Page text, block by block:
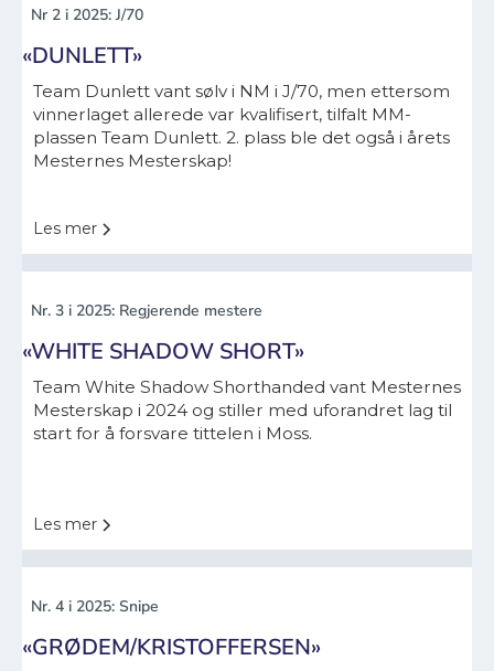
Nr 2 i 2025: J/70
«DUNLETT»
Team Dunlett vant sølv i NM i J/70, men ettersom
vinnerlaget allerede var kvalifisert, tilfalt MM-
plassen Team Dunlett. 2. plass ble det også i årets
Mesternes Mesterskap!
Les mer
Nr. 3 i 2025: Regjerende mestere
«WHITE SHADOW SHORT»
Team White Shadow Shorthanded vant Mesternes
Mesterskap i 2024 og stiller med uforandret lag til
start for å forsvare tittelen i Moss.
Les mer
Nr. 4 i 2025: Snipe
«GRØDEM/KRISTOFFERSEN»